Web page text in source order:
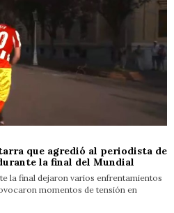
que agredió al periodista de
la final del Mundial
la final dejaron varios enfrentamientos
momentos de tensión en